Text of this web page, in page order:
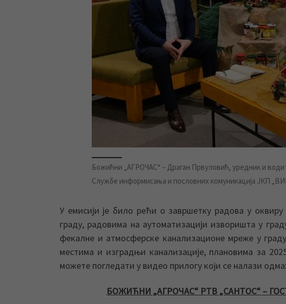
Божићни „АГРОЧАС“ – Драган Првуловић, уредник и
Службе информисања и пословних комуникација ЈКП
У емисији је било рећи о завршетку радова у
граду, радовима на аутоматизацији изворишта у
фекалне и атмосферске канализационе мреже у
местима и изградњи канализације, плановима за
можете погледати у видео прилогу који се налази
БОЖИЋНИ „АГРОЧАС“ РТВ „САНТОС“ –